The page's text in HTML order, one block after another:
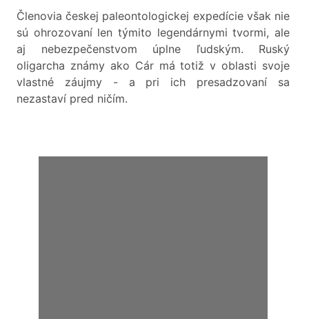
Členovia českej paleontologickej expedície však nie
sú ohrozovaní len týmito legendárnymi tvormi, ale
aj nebezpečenstvom úplne ľudským. Ruský
oligarcha známy ako Cár má totiž v oblasti svoje
vlastné záujmy - a pri ich presadzovaní sa
nezastaví pred ničím.